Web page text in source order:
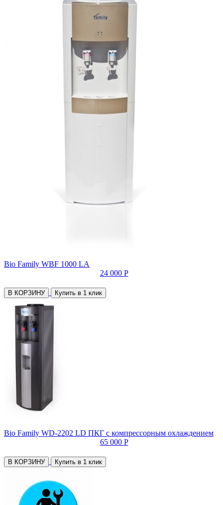
Bio Family WBF 1000 LA
24 000 Р
В КОРЗИНУ Купить в 1 клик
Bio Family WD-2202 LD ПКГ с компрессорным охлаждением
65 000 Р
В КОРЗИНУ Купить в 1 клик